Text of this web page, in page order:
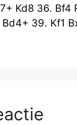
Kd8 36. Bf4
Bd4+ 39. Kf1